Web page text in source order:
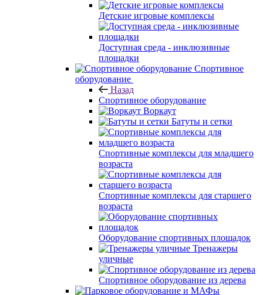
Детские игровые комплексы
Доступная среда - инклюзивные
площадки
Спортивное
оборудование
Назад
Спортивное оборудование
Воркаут
Батуты и сетки
Спортивные комплексы для младшего
возраста
Спортивные комплексы для старшего
возраста
Оборудование спортивных площадок
Тренажеры
уличные
Спортивное оборудование из дерева